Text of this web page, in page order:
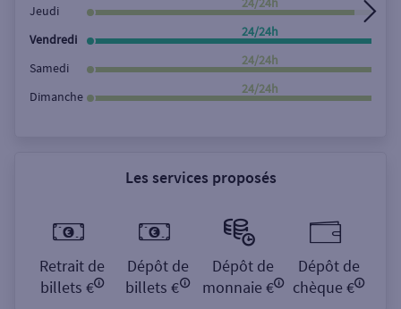
Jeudi
Vendredi
24/24h
Samedi
24/24h
Dimanche
24/24h
Les services proposés
Retrait de
billets €
Dépôt de
billets €
Dépôt de
monnaie €
Dépôt de
chèque €